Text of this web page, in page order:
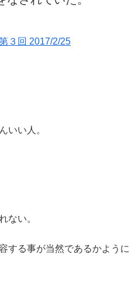
３回 2017/2/25
いい人。
ない。
する事が当然であるかように